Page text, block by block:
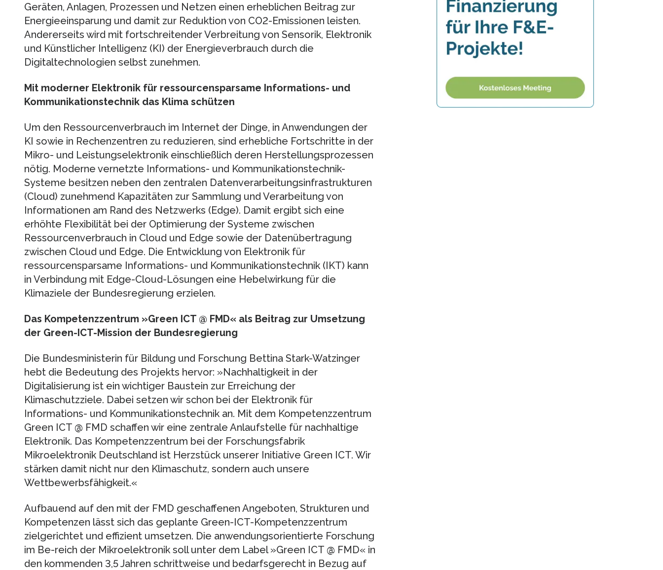
Geräten, Anlagen, Prozessen und Netzen einen erheblichen Beitrag zur
Energieeinsparung und damit zur Reduktion von CO2-Emissionen leisten.
Andererseits wird mit fortschreitender Verbreitung von Sensorik, Elektronik
und Künstlicher Intelligenz (KI) der Energieverbrauch durch die
Digitaltechnologien selbst zunehmen.
Mit moderner Elektronik für ressourcensparsame Informations- und
Kommunikationstechnik das Klima schützen
Um den Ressourcenverbrauch im Internet der Dinge, in Anwendungen der
KI sowie in Rechenzentren zu reduzieren, sind erhebliche Fortschritte in der
Mikro- und Leistungselektronik einschließlich deren Herstellungsprozessen
nötig. Moderne vernetzte Informations- und Kommunikationstechnik-
Systeme besitzen neben den zentralen Datenverarbeitungsinfrastrukturen
(Cloud) zunehmend Kapazitäten zur Sammlung und Verarbeitung von
Informationen am Rand des Netzwerks (Edge). Damit ergibt sich eine
erhöhte Flexibilität bei der Optimierung der Systeme zwischen
Ressourcenverbrauch in Cloud und Edge sowie der Datenübertragung
zwischen Cloud und Edge. Die Entwicklung von Elektronik für
ressourcensparsame Informations- und Kommunikationstechnik (IKT) kann
in Verbindung mit Edge-Cloud-Lösungen eine Hebelwirkung für die
Klimaziele der Bundesregierung erzielen.
Das Kompetenzzentrum »Green ICT @ FMD« als Beitrag zur Umsetzung
der Green-ICT-Mission der Bundesregierung
Die Bundesministerin für Bildung und Forschung Bettina Stark-Watzinger
hebt die Bedeutung des Projekts hervor: »Nachhaltigkeit in der
Digitalisierung ist ein wichtiger Baustein zur Erreichung der
Klimaschutzziele. Dabei setzen wir schon bei der Elektronik für
Informations- und Kommunikationstechnik an. Mit dem Kompetenzzentrum
Green ICT @ FMD schaffen wir eine zentrale Anlaufstelle für nachhaltige
Elektronik. Das Kompetenzzentrum bei der Forschungsfabrik
Mikroelektronik Deutschland ist Herzstück unserer Initiative Green ICT. Wir
stärken damit nicht nur den Klimaschutz, sondern auch unsere
Wettbewerbsfähigkeit.«
Aufbauend auf den mit der FMD geschaffenen Angeboten, Strukturen und
Kompetenzen lässt sich das geplante Green-ICT-Kompetenzzentrum
zielgerichtet und effizient umsetzen. Die anwendungsorientierte Forschung
im Be-reich der Mikroelektronik soll unter dem Label »Green ICT @ FMD« in
den kommenden 3,5 Jahren schrittweise und bedarfsgerecht in Bezug auf